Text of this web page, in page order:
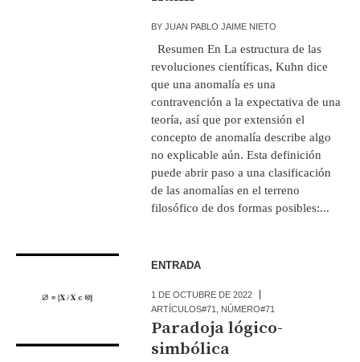
BYJUAN PABLO JAIME NIETO
Resumen En La estructura de las
revoluciones científicas, Kuhn dice
que una anomalía es una
contravención a la expectativa de una
teoría, así que por extensión el
concepto de anomalía describe algo
no explicable aún. Esta definición
puede abrir paso a una clasificación
de las anomalías en el terreno
filosófico de dos formas posibles:...
ENTRADA
1 DE OCTUBRE DE 2022
ARTÍCULOS#71
NÚMERO#71
Paradoja lógico-
simbólica